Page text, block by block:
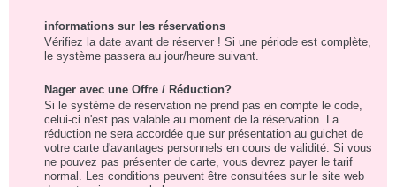
informations sur les réservations
Vérifiez la date avant de réserver ! Si une période est complète,
le système passera au jour/heure suivant.
Nager avec une Offre / Réduction?
Si le système de réservation ne prend pas en compte le code,
celui-ci n'est pas valable au moment de la réservation. La
réduction ne sera accordée que sur présentation au guichet de
votre carte d'avantages personnels en cours de validité. Si vous
ne pouvez pas présenter de carte, vous devrez payer le tarif
normal. Les conditions peuvent être consultées sur le site web